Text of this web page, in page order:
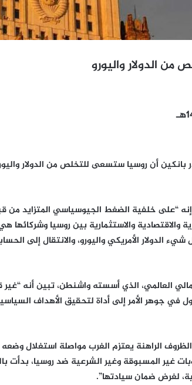
الدولار واليورو
بانكين أن روسيا ستسعى للتخلص من الدولار
“على خلفية الضغط الجيوسياسي المتزايد من
والاقتصادية والاستثمارية بين روسيا
الدولار الأمريكي واليورو، والانتقال إلى
العالمي، الذي أسسته واشنطن، تبين أنه
في جوهر الأمر إلى أداة لتحقيق الأهداف
الراهنة يعتزم الغرب مواصلة استغلال وضعه
غير المسبوقة وغير الشرعية ضد روسيا، بدأت
لغرض ضمان سيادتها”.